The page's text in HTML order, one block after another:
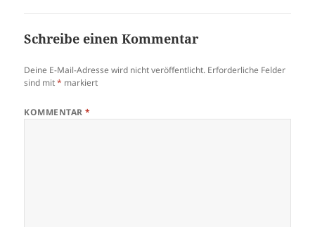
Schreibe einen Kommentar
Deine E-Mail-Adresse wird nicht veröffentlicht. Erforderliche Felder
sind mit* markiert
KOMMENTAR*